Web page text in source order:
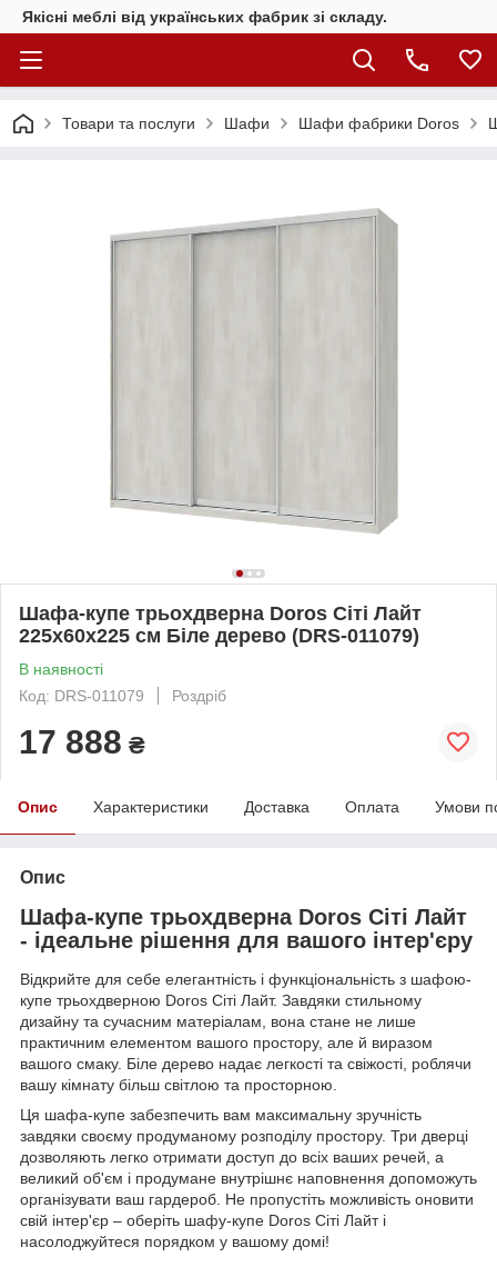
Якісні меблі від українських фабрик зі складу.
Товари та послуги Шафи Шафи фабрики Doros
Шафа-купе трьохдверна Doros Сіті Лайт
225х60х225 см Біле дерево (DRS-011079)
В наявності
Код: DRS-011079
Роздріб
17 888 ₴
Опис Характеристики Доставка Оплата Умови
Опис
Шафа-купе трьохдверна Doros Сіті Лайт
- ідеальне рішення для вашого інтер'єру
Відкрийте для себе елегантність і функціональність з шафою-
купе трьохдверною Doros Сіті Лайт. Завдяки стильному
дизайну та сучасним матеріалам, вона стане не лише
практичним елементом вашого простору, але й виразом
вашого смаку. Біле дерево надає легкості та свіжості, роблячи
вашу кімнату більш світлою та просторною.
Ця шафа-купе забезпечить вам максимальну зручність
завдяки своєму продуманому розподілу простору. Три дверці
дозволяють легко отримати доступ до всіх ваших речей, а
великий об'єм і продумане внутрішнє наповнення допоможуть
організувати ваш гардероб. Не пропустіть можливість оновити
свій інтер'єр – оберіть шафу-купе Doros Сіті Лайт і
насолоджуйтеся порядком у вашому домі!